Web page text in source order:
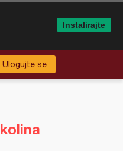
Ulogujte se
Instalirajte